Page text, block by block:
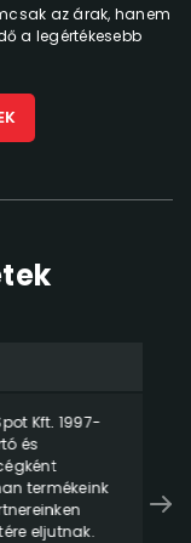
az árak, hanem
a legértékesebb
Kft. 1997-
és
termékeink
eljutnak.